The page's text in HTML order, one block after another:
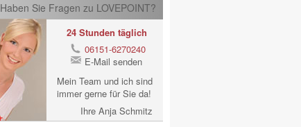
Haben Sie Fragen zu LOVEPOINT?
24 Stunden täglich
06151-6270240
E-Mail senden
Mein Team und ich sind
immer gerne für Sie da!
Ihre Anja Schmitz